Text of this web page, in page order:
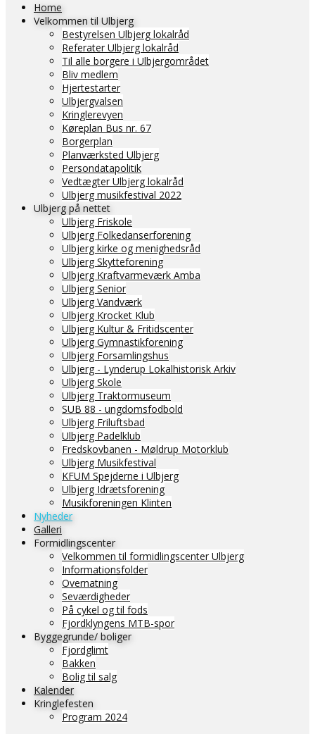
Home
Velkommen til Ulbjerg
Bestyrelsen Ulbjerg lokalråd
Referater Ulbjerg lokalråd
Til alle borgere i Ulbjergområdet
Bliv medlem
Hjertestarter
Ulbjergvalsen
Kringlerevyen
Køreplan Bus nr. 67
Borgerplan
Planværksted Ulbjerg
Persondatapolitik
Vedtægter Ulbjerg lokalråd
Ulbjerg musikfestival 2022
Ulbjerg på nettet
Ulbjerg Friskole
Ulbjerg Folkedanserforening
Ulbjerg kirke og menighedsråd
Ulbjerg Skytteforening
Ulbjerg Kraftvarmeværk Amba
Ulbjerg Senior
Ulbjerg Vandværk
Ulbjerg Krocket Klub
Ulbjerg Kultur & Fritidscenter
Ulbjerg Gymnastikforening
Ulbjerg Forsamlingshus
Ulbjerg - Lynderup Lokalhistorisk Arkiv
Ulbjerg Skole
Ulbjerg Traktormuseum
SUB 88 - ungdomsfodbold
Ulbjerg Friluftsbad
Ulbjerg Padelklub
Fredskovbanen - Møldrup Motorklub
Ulbjerg Musikfestival
KFUM Spejderne i Ulbjerg
Ulbjerg Idrætsforening
Musikforeningen Klinten
Nyheder
Galleri
Formidlingscenter
Velkommen til formidlingscenter Ulbjerg
Informationsfolder
Overnatning
Seværdigheder
På cykel og til fods
Fjordklyngens MTB-spor
Byggegrunde/ boliger
Fjordglimt
Bakken
Bolig til salg
Kalender
Kringlefesten
Program 2024